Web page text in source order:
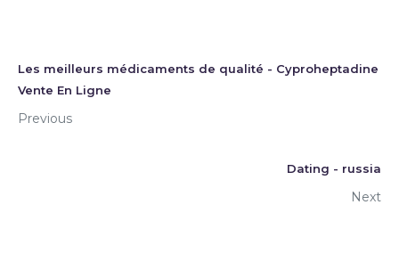
Les meilleurs médicaments de qualité - Cyproheptadine
Vente En Ligne
Previous
Dating - russia
Next